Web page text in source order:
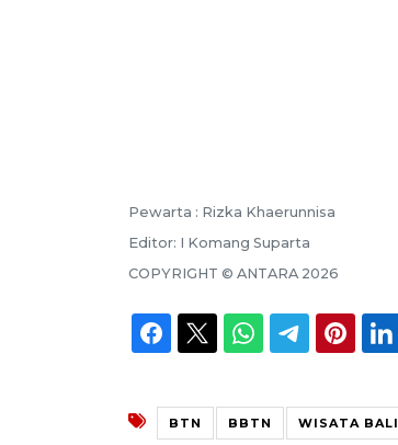
Pewarta : Rizka Khaerunnisa
Editor: I Komang Suparta
COPYRIGHT © ANTARA 2026
BTN BBTN WISATA BALI